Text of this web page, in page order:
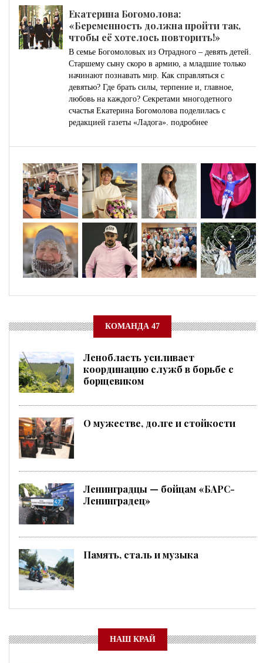
Екатерина Богомолова:
«Беременность должна пройти так,
чтобы её хотелось повторить!»
В семье Богомоловых из Отрадного – девять детей.
Старшему сыну скоро в армию, а младшие только
начинают познавать мир. Как справляться с
девятью? Где брать силы, терпение и, главное,
любовь на каждого? Секретами многодетного
счастья Екатерина Богомолова поделилась с
редакцией газеты «Ладога». подробнее
КОМАНДА 47
Ленобласть усиливает
координацию служб в борьбе с
борщевиком
О мужестве, долге и стойкости
Ленинградцы — бойцам «БАРС-
Ленинградец»
Память, сталь и музыка
НАШ КРАЙ